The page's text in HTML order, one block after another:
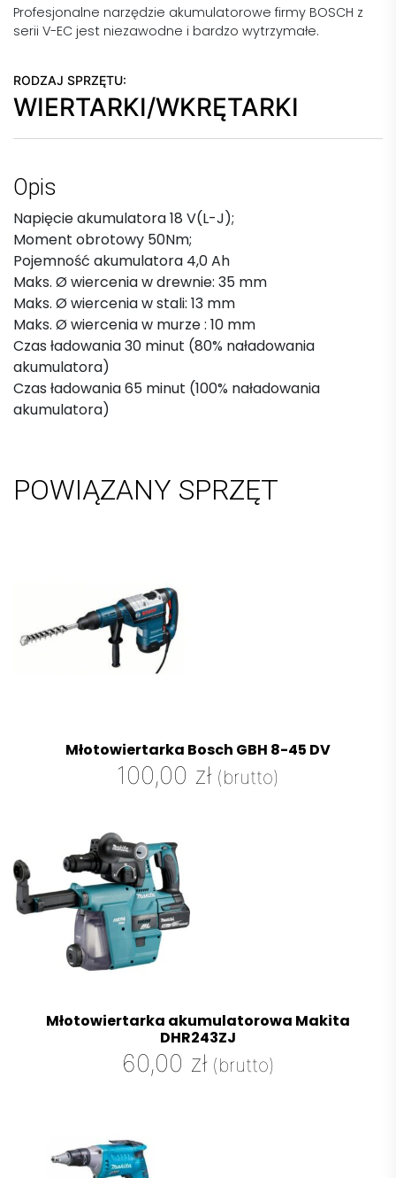
Profesjonalne narzędzie akumulatorowe firmy BOSCH z
serii V-EC jest niezawodne i bardzo wytrzymałe.
RODZAJ SPRZĘTU:
WIERTARKI/WKRĘTARKI
Opis
Napięcie akumulatora 18 V(L-J);
Moment obrotowy 50Nm;
Pojemność akumulatora 4,0 Ah
Maks. Ø wiercenia w drewnie: 35 mm
Maks. Ø wiercenia w stali: 13 mm
Maks. Ø wiercenia w murze : 10 mm
Czas ładowania 30 minut (80% naładowania
akumulatora)
Czas ładowania 65 minut (100% naładowania
akumulatora)
POWIĄZANY SPRZĘT
Młotowiertarka Bosch GBH 8-45 DV
100,00 zł (brutto)
Młotowiertarka akumulatorowa Makita
DHR243ZJ
60,00 zł (brutto)